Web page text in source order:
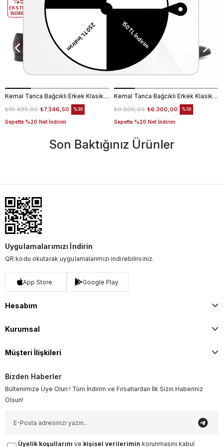
Kemal Tanca Bağcıklı Erkek Klasik Ayakkabı 700
₺7.346,50
₺10.495,00
Sepette %20 Net İndirim
%30
EKSTRA
İNDİRİM
Kemal Tanca Bağcıklı Erkek Klasik Ayakkabı 700
₺6.300,00
₺9.000,00
Sepette %20 Net İndirim
%30
EKSTRA
Son Baktığınız Ürünler
Uygulamalarımızı İndirin
QR kodu okutarak uygulamalarımızı indirebilirsiniz.
App Store Google Play
Hesabım
Kurumsal
Müşteri İlişkileri
Bizden Haberler
Bültenimize Üye Olun ! Tüm İndirim ve Fırsatlardan İlk Sizin Haberiniz
Olsun!
Üyelik koşullarını ve kişisel verilerimin korunmasını kabul